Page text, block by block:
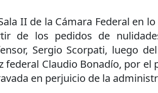
II de la Cámara Federal en
de los pedidos de
Sergio Scorpati, luego
federal Claudio Bonadío, por
en perjuicio de la